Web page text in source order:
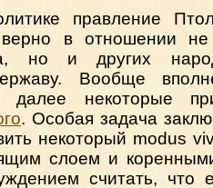
правление
в отношении не
но и других
Вообще
далее некоторые
. Особая задача
некоторый modus
слоем и
считать, что